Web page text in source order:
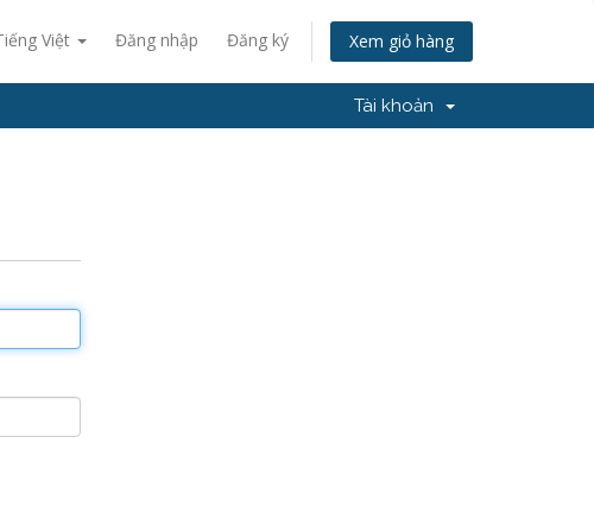
Việt Đăng nhập Đăng ký Xem giỏ hàng
Tài khoản